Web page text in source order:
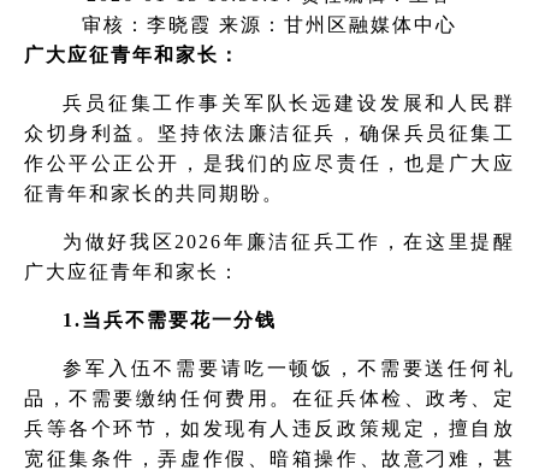
审核：李晓霞 来源：甘州区融媒体中心
广大应征青年和家长：
兵员征集工作事关军队长远建设发展和人民群
众切身利益。坚持依法廉洁征兵，确保兵员征集工
作公平公正公开，是我们的应尽责任，也是广大应
征青年和家长的共同期盼。
为做好我区2026年廉洁征兵工作，在这里提醒
广大应征青年和家长：
1.当兵不需要花一分钱
参军入伍不需要请吃一顿饭，不需要送任何礼
品，不需要缴纳任何费用。在征兵体检、政考、定
兵等各个环节，如发现有人违反政策规定，擅自放
宽征集条件，弄虚作假、暗箱操作、故意刁难，甚